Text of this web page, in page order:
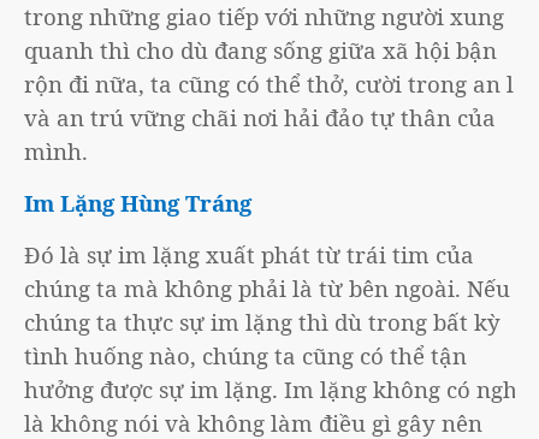
trong những giao tiếp với những người xung
quanh thì cho dù đang sống giữa xã hội bận
rộn đi nữa, ta cũng có thể thở, cười trong an lạc
và an trú vững chãi nơi hải đảo tự thân của
mình.
Im Lặng Hùng Tráng
Đó là sự im lặng xuất phát từ trái tim của
chúng ta mà không phải là từ bên ngoài. Nếu
chúng ta thực sự im lặng thì dù trong bất kỳ
tình huống nào, chúng ta cũng có thể tận
hưởng được sự im lặng. Im lặng không có nghĩa
là không nói và không làm điều gì gây nên